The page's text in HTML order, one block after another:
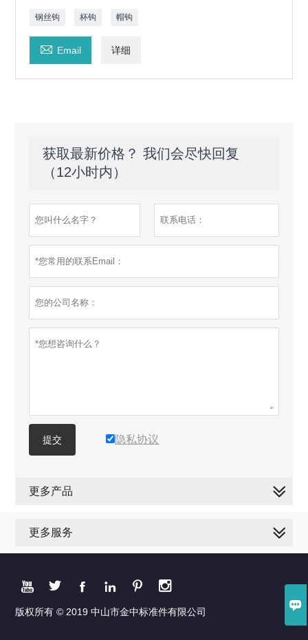

钢丝钩 杯钩 帽钩
 Email 详细
获取最新价格？ 我们会尽快回复
（12小时内）
提交 隐私协议
更多产品
更多服务
     
版权所有 © 2019 中山市金中标准件有限公司